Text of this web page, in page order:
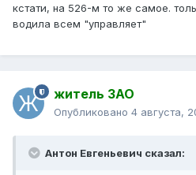
кстати, на 526-м то же самое.
водила всем "управляет"
житель ЗАО
Опубликовано 4 августа,
Антон Евгеньевич сказал: